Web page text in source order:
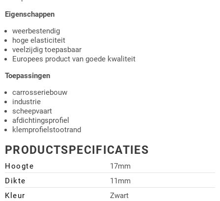
Eigenschappen
weerbestendig
hoge elasticiteit
veelzijdig toepasbaar
Europees product van goede kwaliteit
Toepassingen
carrosseriebouw
industrie
scheepvaart
afdichtingsprofiel
klemprofielstootrand
PRODUCTSPECIFICATIES
Hoogte
17mm
Dikte
11mm
Kleur
Zwart